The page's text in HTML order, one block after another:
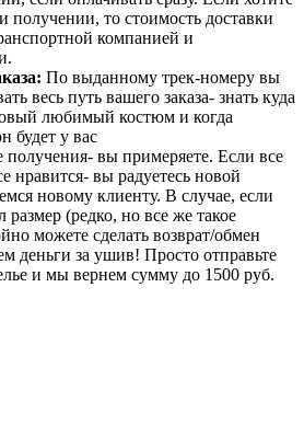
получении, то стоимость доставки
компанией и
По выданному трек-номеру вы
весь путь вашего заказа- знать куда
любимый костюм и когда
будет у вас
получения- вы примеряете. Если все
нравится- вы радуетесь новой
новому клиенту. В случае, если
(редко, но все же такое
можете сделать возврат/обмен
деньги за ушив! Просто отправьте
и мы вернем сумму до 1500 руб.